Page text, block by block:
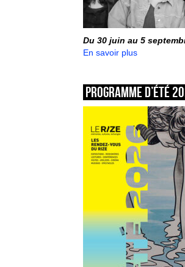
Du 30 juin au 5
En savoir plus
Programme d’été